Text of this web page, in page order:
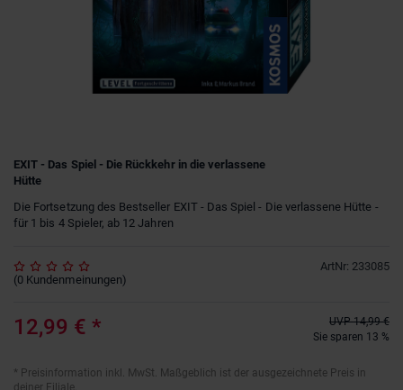
EXIT - Das Spiel - Die Rückkehr in die verlassene
Hütte
Die Fortsetzung des Bestseller EXIT - Das Spiel - Die verlassene Hütte -
für 1 bis 4 Spieler, ab 12 Jahren
ArtNr: 233085
(0 Kundenmeinungen)
12,99 € * UVP 14,99 €
Sie sparen 13 %
* Preisinformation inkl. MwSt. Maßgeblich ist der ausgezeichnete Preis in
deiner Filiale.